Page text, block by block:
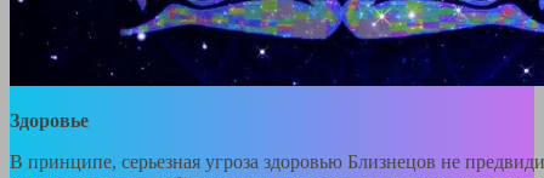
Здоровье
В принципе, серьезная угроза здоровью Близнецов не